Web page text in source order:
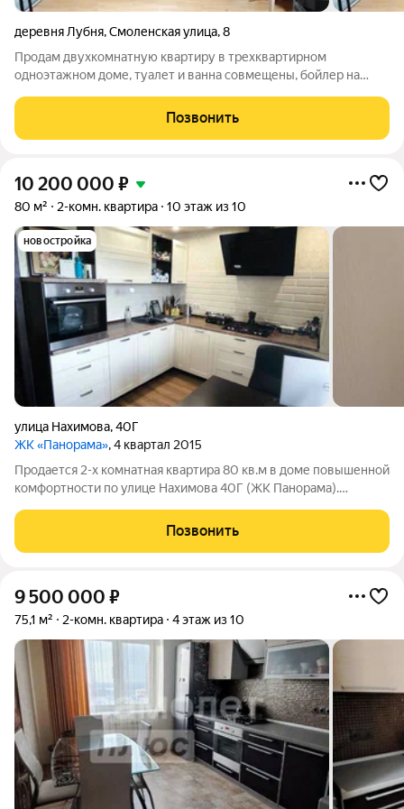
деревня Лубня,Смоленская улица,8
Продам двухкомнатную квартиру в трехквартирном
одноэтажном доме, туалет и ванна совмещены, бойлер на
встроенная , духовой шкаф остается, большая просторная
прихожая. Сам дом из бруса, вода
Позвонить
10 200 000 ₽
80 м² 2-комн. квартира 10 этаж из 10
новостройка
улица Нахимова,40Г
ЖК «Панорама», 4 квартал 2015
Продается 2-х комнатная квартира 80 кв.м в доме повышенной
комфортности по улице Нахимова 40Г (ЖК Панорама).
видеонаблюдение по всему периметру дома. 10 этаж с
прекрасным видом из окон. Удачная
Позвонить
9 500 000 ₽
75,1 м² 2-комн. квартира 4 этаж из 10